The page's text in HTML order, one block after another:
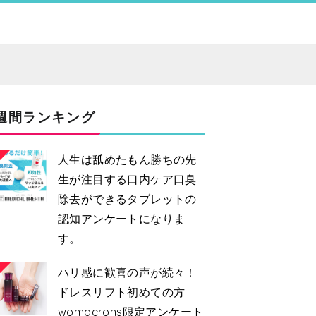
間ランキング
人生は舐めたもん勝ちの先
生が注目する口内ケア口臭
除去ができるタブレットの
認知アンケートになりま
す。
ハリ感に歓喜の声が続々！
ドレスリフト初めての方
womaerons限定アンケート